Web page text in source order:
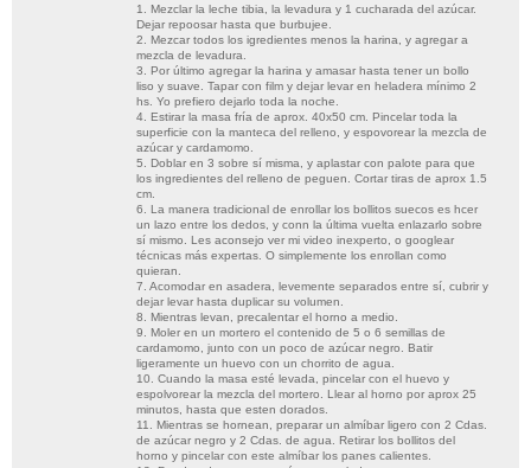
1. Mezclar la leche tibia, la levadura y 1 cucharada del azúcar.
Dejar repoosar hasta que burbujee.
2. Mezcar todos los igredientes menos la harina, y agregar a
mezcla de levadura.
3. Por último agregar la harina y amasar hasta tener un bollo
liso y suave. Tapar con film y dejar levar en heladera mínimo 2
hs. Yo prefiero dejarlo toda la noche.
4. Estirar la masa fría de aprox. 40x50 cm. Pincelar toda la
superficie con la manteca del relleno, y espovorear la mezcla de
azúcar y cardamomo.
5. Doblar en 3 sobre sí misma, y aplastar con palote para que
los ingredientes del relleno de peguen. Cortar tiras de aprox 1.5
cm.
6. La manera tradicional de enrollar los bollitos suecos es hcer
un lazo entre los dedos, y conn la última vuelta enlazarlo sobre
sí mismo. Les aconsejo ver mi video inexperto, o googlear
técnicas más expertas. O simplemente los enrollan como
quieran.
7. Acomodar en asadera, levemente separados entre sí, cubrir y
dejar levar hasta duplicar su volumen.
8. Mientras levan, precalentar el horno a medio.
9. Moler en un mortero el contenido de 5 o 6 semillas de
cardamomo, junto con un poco de azúcar negro. Batir
ligeramente un huevo con un chorrito de agua.
10. Cuando la masa esté levada, pincelar con el huevo y
espolvorear la mezcla del mortero. Llear al horno por aprox 25
minutos, hasta que esten dorados.
11. Mientras se hornean, preparar un almíbar ligero con 2 Cdas.
de azúcar negro y 2 Cdas. de agua. Retirar los bollitos del
horno y pincelar con este almíbar los panes calientes.